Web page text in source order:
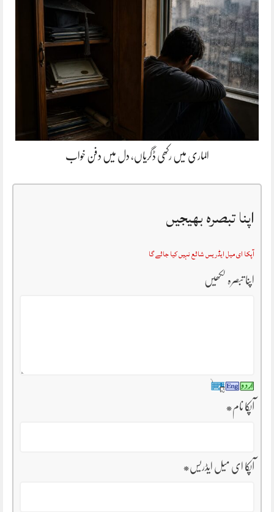
الماری میں رکھی ڈگریاں، دل میں دفن خواب
اپنا تبصرہ بھیجیں
آپکا ای میل ایڈریس شائع نہیں کیا جائے گا
اپنا تبصرہ لکھیں
آپکا نام*
آپکا ای میل ایڈریس*